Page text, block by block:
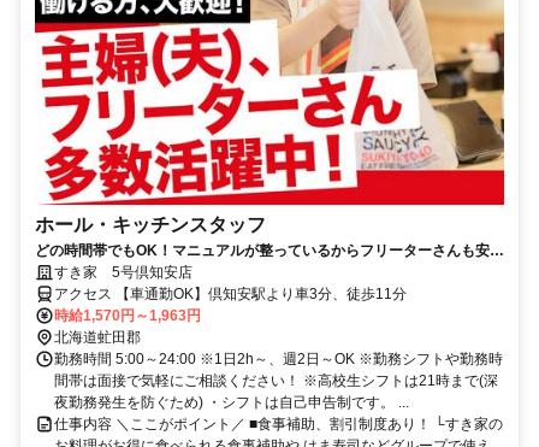
ホール・キッチンスタッフ
どの時間帯でもOK！マニュアルが整っているからフリーターさんも安心
です♪すき家 5号倶知安店
アクセス 【車通勤OK】倶知安駅より車3分、徒歩11分
時給1,570円～1,963円
北海道虻田郡
勤務時間 5:00～24:00 ※1日2h～、週2日～OK ※勤務シフトや勤務時
間帯は面接で気軽にご相談ください！ ※高校生シフトは21時まで(深
夜勤務発生を防ぐため) ・シフトは自己申告制です。 ...
仕事内容 ＼ここがポイント／ ■食事補助、割引制度あり！ └すき家の